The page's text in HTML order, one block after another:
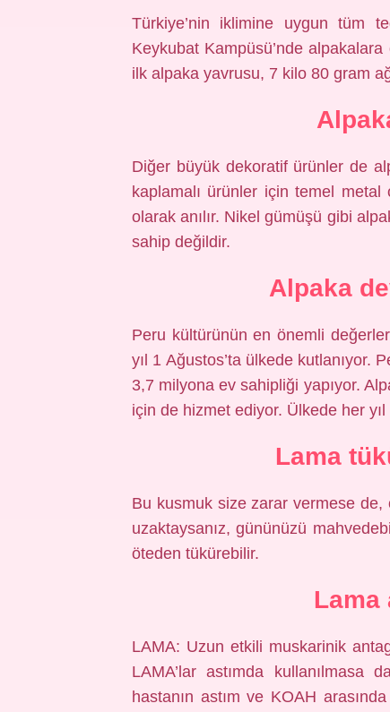
Türkiye’nin iklimine uygun tüm
Keykubat Kampüsü’nde
ilk alpaka yavrusu, 7 kilo 80 gram
Diğer büyük dekoratif ürünler de
kaplamalı ürünler için temel metal
olarak anılır. Nikel gümüşü gibi
sahip değildir.
Alpaka
Peru kültürünün en önemli
yıl 1 Ağustos’ta ülkede kutlanıyor.
3,7 milyona ev sahipliği yapıyor.
için de hizmet ediyor. Ülkede her
Lama
Bu kusmuk size zarar vermese de,
uzaktaysanız, gününüzü
öteden tükürebilir.
Lama
LAMA: Uzun etkili muskarinik
LAMA’lar astımda
hastanın astım ve KOAH